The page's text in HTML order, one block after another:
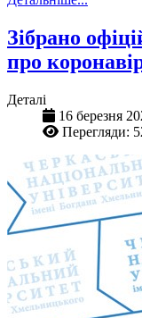
Зібрано
про
Деталі
16 березня
Перегляди: